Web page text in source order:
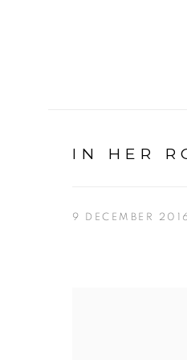
IN HER
9 DECEMBER